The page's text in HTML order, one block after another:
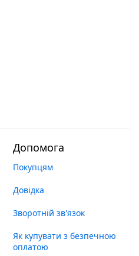
Допомога
Покупцям
Довідка
Зворотній зв'язок
Як купувати з безпечною
оплатою